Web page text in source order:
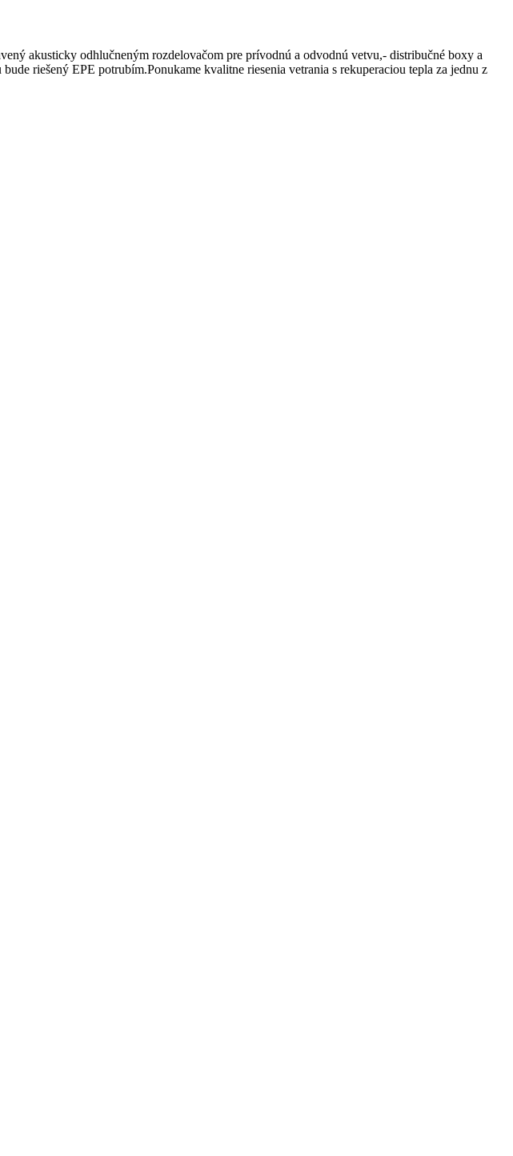
akusticky odhlučneným rozdelovačom pre prívodnú a odvodnú vetvu,- distribučné boxy a
riešený EPE potrubím.Ponukame kvalitne riesenia vetrania s rekuperaciou tepla za jednu z